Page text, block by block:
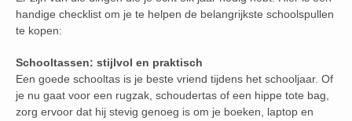
handige checklist om je te helpen de belangrijkste schoolspullen
te kopen:
Schooltassen: stijlvol en praktisch
Een goede schooltas is je beste vriend tijdens het schooljaar. Of
je nu gaat voor een rugzak, schoudertas of een hippe tote bag,
zorg ervoor dat hij stevig genoeg is om je boeken, laptop en